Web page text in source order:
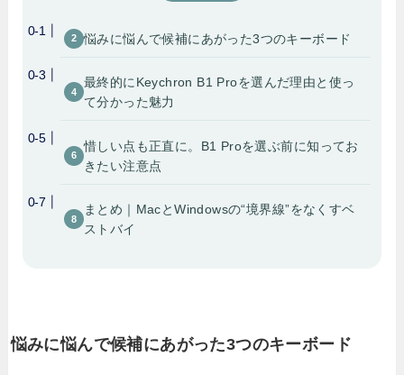
悩みに悩んで候補にあがった3つのキーボード
最終的にKeychron B1 Proを選んだ理由と使っ
て分かった魅力
惜しい点も正直に。B1 Proを選ぶ前に知ってお
きたい注意点
まとめ｜MacとWindowsの“境界線”をなくすベ
ストバイ
悩みに悩んで候補にあがった3つのキーボード